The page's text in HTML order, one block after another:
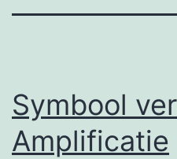
Symbool
Amplificatie